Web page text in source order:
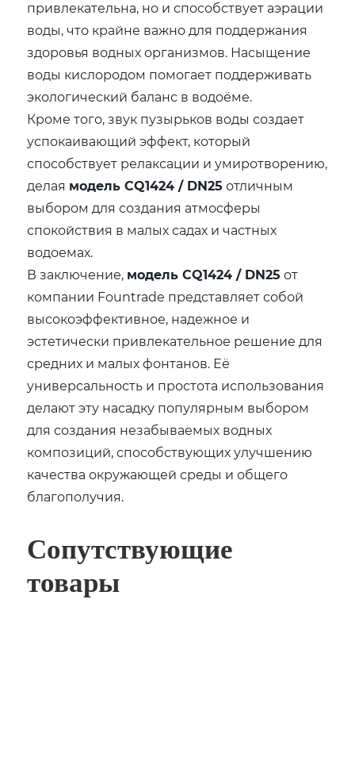
привлекательна, но и способствует аэрации
воды, что крайне важно для поддержания
здоровья водных организмов. Насыщение
воды кислородом помогает поддерживать
экологический баланс в водоёме.
Кроме того, звук пузырьков воды создает
успокаивающий эффект, который
способствует релаксации и умиротворению,
делая модель CQ1424 / DN25 отличным
выбором для создания атмосферы
спокойствия в малых садах и частных
водоемах.
В заключение, модель CQ1424 / DN25 от
компании Fountrade представляет собой
высокоэффективное, надежное и
эстетически привлекательное решение для
средних и малых фонтанов. Её
универсальность и простота использования
делают эту насадку популярным выбором
для создания незабываемых водных
композиций, способствующих улучшению
качества окружающей среды и общего
благополучия.
Сопутствующие
товары